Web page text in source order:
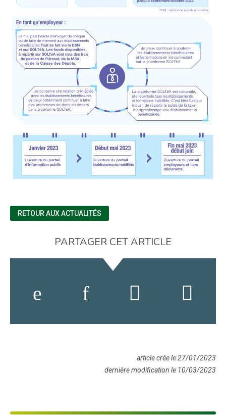
RETOUR AUX ACTUALITÉS
PARTAGER CET ARTICLE
article crée le 27/01/2023
dernière modification le 10/03/2023